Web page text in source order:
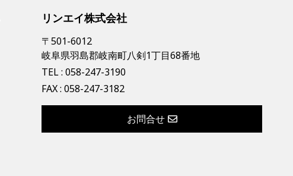
リンエイ株式会社
〒501-6012
岐阜県羽島郡岐南町八剣1丁目68番地
TEL : 058-247-3190
FAX : 058-247-3182
お問合せ